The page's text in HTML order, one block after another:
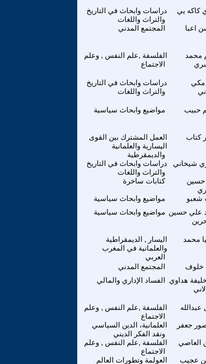
دراسات وابحاث في التاريخ
والتراث واللغات
كاكه يي
المجتمع المدني اعبا
الفلسفة ,علم النفس , وعلم
الاجتماع
محمد
دراسات وابحاث في التاريخ
والتراث واللغات
مكي
مواضيع وابحاث سياسية حبيب
العمل المشترك بين القوى
اليسارية والعلمانية
والديمقرطية
كتاب
دراسات وابحاث في التاريخ
والتراث واللغات
شيخاني
كتابات ساخرة
حسين
مواضيع وابحاث سياسية شعبو
مواضيع وابحاث سياسية علي حسين
اليسار , الديمقراطية
والعلمانية في المغرب
العربي
محمد
المجتمع المدني خلوف
الفساد الإداري والمالي هداوي
الفلسفة ,علم النفس , وعلم
الاجتماع
عبدالله
العلمانية، الدين السياسي
ونقد الفكر الديني
جعفر
الفلسفة ,علم النفس , وعلم
الاجتماع
العاصي
العولمة وتطورات العالم
عجيب